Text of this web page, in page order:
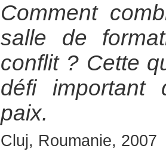
Comment
salle de
conflit ? Cette
défi important
paix.
Cluj, Roumanie, 2007